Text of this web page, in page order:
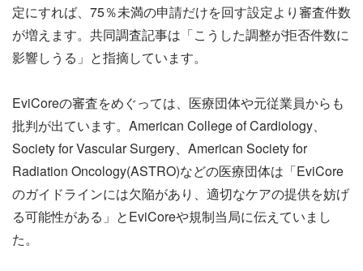
定にすれば、75％未満の申請だけを回す設定より審査件数
が増えます。共同調査記事は「こうした調整が拒否件数に
影響しうる」と指摘しています。
EviCoreの審査をめぐっては、医療団体や元従業員からも
批判が出ています。American College of Cardiology、
Society for Vascular Surgery、American Society for
Radiation Oncology(ASTRO)などの医療団体は「EviCore
のガイドラインには欠陥があり、適切なケアの提供を妨げ
る可能性がある」とEviCoreや規制当局に伝えていまし
た。